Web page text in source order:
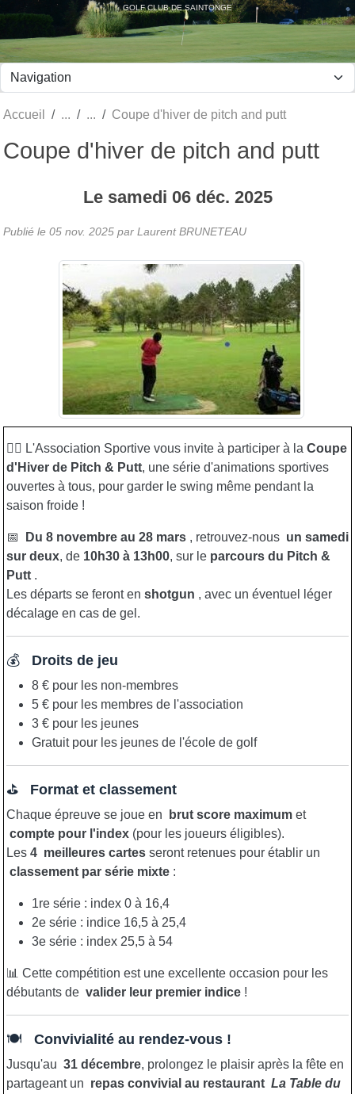
GOLF CLUB DE SAINTONGE
Accueil Coupe d'hiver de pitch and putt
Coupe d'hiver de pitch and putt
Le samedi 06 déc. 2025
Publié le 05 nov. 2025 par Laurent BRUNETEAU
🏌️‍♂️ L'Association Sportive vous invite à participer à la Coupe
d'Hiver de Pitch & Putt, une série d'animations sportives
ouvertes à tous, pour garder le swing même pendant la
saison froide !
📅 Du 8 novembre au 28 mars , retrouvez-nous un samedi
sur deux, de 10h30 à 13h00, sur le parcours du Pitch &
Putt .
Les départs se feront en shotgun , avec un éventuel léger
décalage en cas de gel.
💰 Droits de jeu
8 € pour les non-membres
5 € pour les membres de l'association
3 € pour les jeunes
Gratuit pour les jeunes de l'école de golf
⛳ Format et classement
Chaque épreuve se joue en brut score maximum et
compte pour l'index (pour les joueurs éligibles).
Les 4 meilleures cartes seront retenues pour établir un
classement par série mixte :
1re série : index 0 à 16,4
2e série : indice 16,5 à 25,4
3e série : index 25,5 à 54
📊 Cette compétition est une excellente occasion pour les
débutants de valider leur premier indice !
🍽️ Convivialité au rendez-vous !
Jusqu'au 31 décembre, prolongez le plaisir après la fête en
partageant un repas convivial au restaurant La Table du
Panneau de gestion des cookies